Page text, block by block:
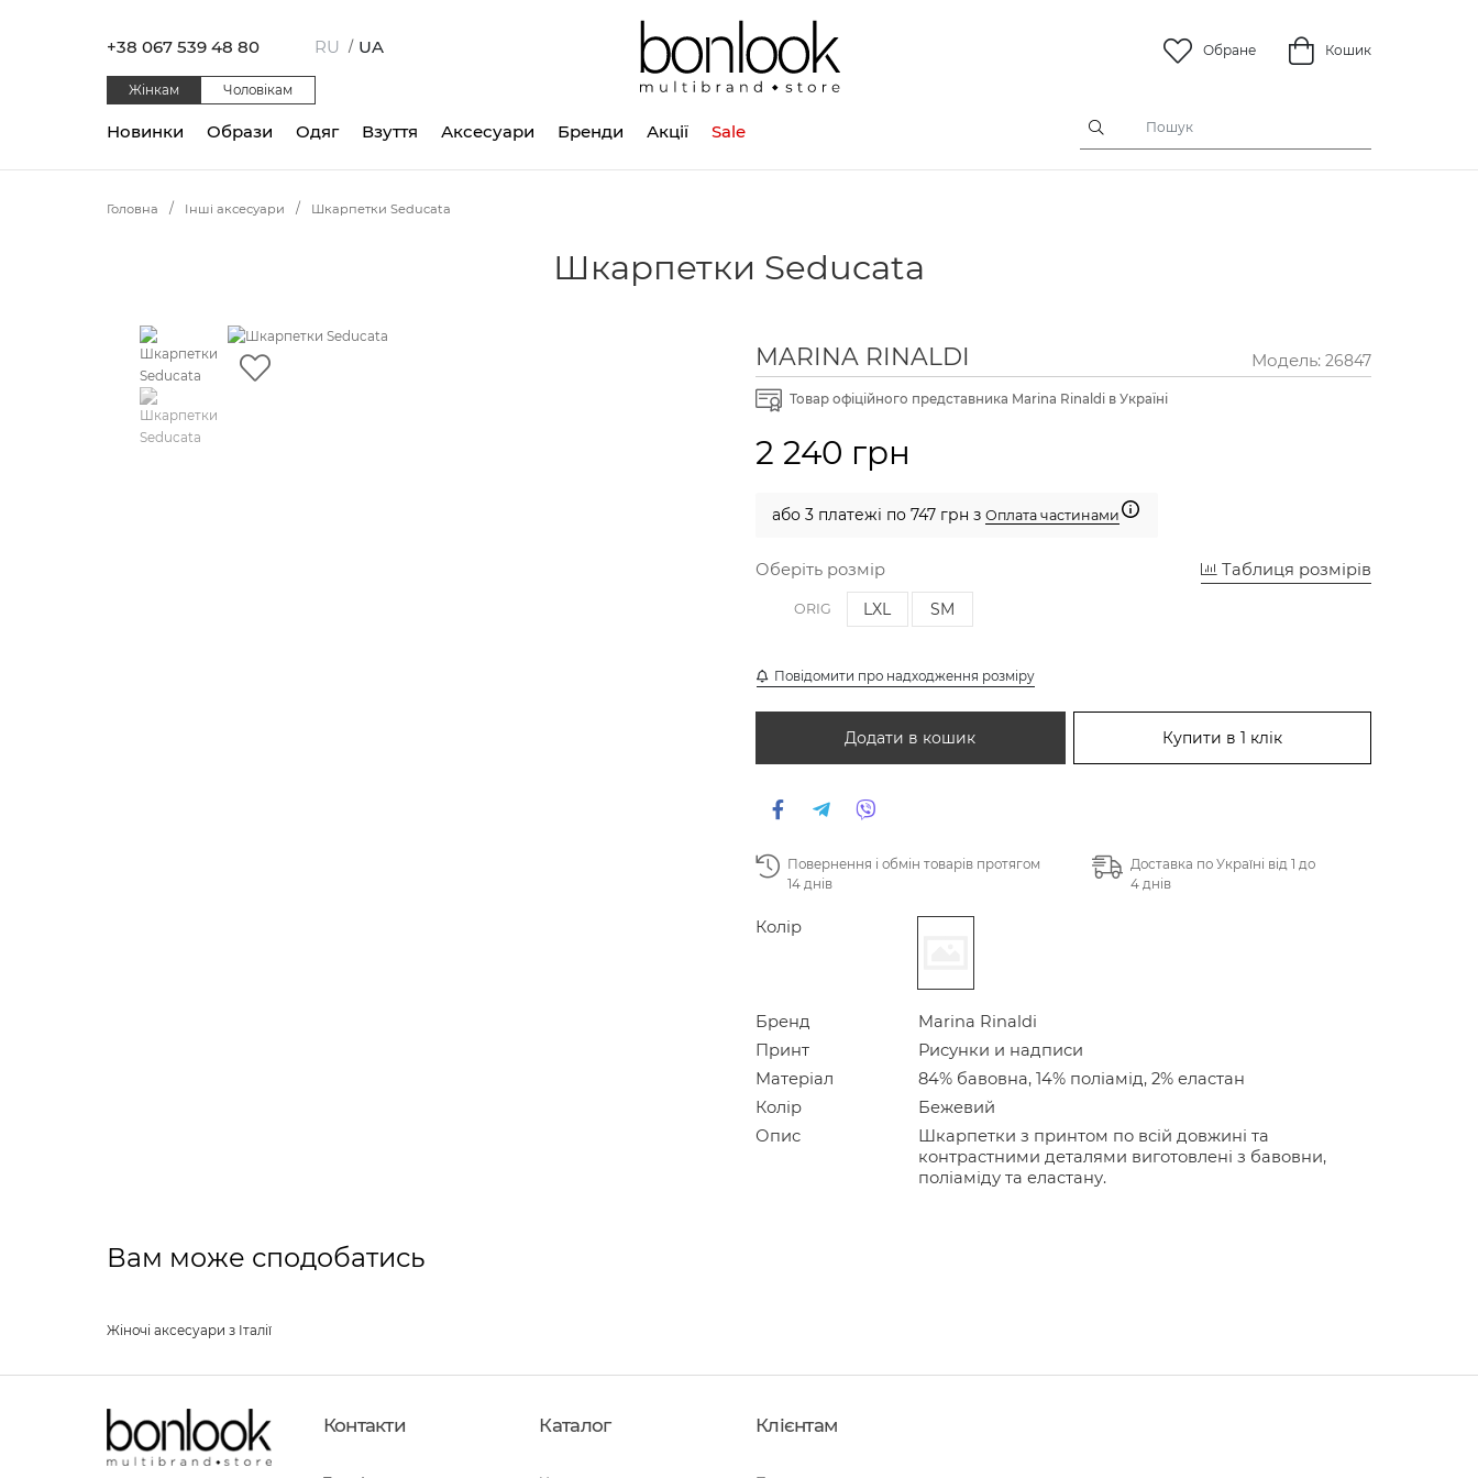
+38 067 539 48 80 RU / UA Обране Кошик
Жінкам Чоловікам
Одяг Взуття Аксесуари
Новинки Образи Бренди Акції Sale
Головна Інші аксесуари Шкарпетки Seducata
Шкарпетки Seducata
MARINA RINALDI Модель: 26847
Товар офіційного представника Marina Rinaldi в Україні
2 240 грн
або 3 платежі по 747 грн з Оплата частинами
Оберіть розмір Таблиця розмірів
ORIG LXL SM
Повідомити про надходження розміру
Додати в кошик Купити в 1 клік
Повернення і обмін товарів протягом
14 днів
Доставка по Україні від 1 до
4 днів
Колір
Бренд
Marina Rinaldi
Принт
Рисунки и надписи
Матеріал
84% бавовна, 14% поліамід, 2% еластан
Колір
Бежевий
Опис
Шкарпетки з принтом по всій довжині та
контрастними деталями виготовлені з бавовни,
поліаміду та еластану.
Вам може сподобатись
Жіночі аксесуари з Італії
Контакти Каталог Клієнтам